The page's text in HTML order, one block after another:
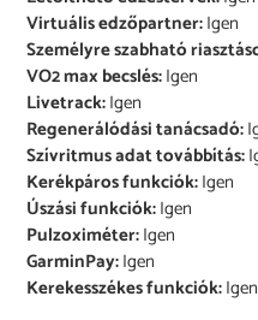
Virtuális edzőpartner:Igen
Személyre szabható
VO2 max becslés:Igen
Livetrack:Igen
Regenerálódási tanácsadó:
Szívritmus adat továbbítás:
Kerékpáros funkciók:Igen
Úszási funkciók:Igen
Pulzoximéter:Igen
GarminPay:Igen
Kerekesszékes funkciók:Igen